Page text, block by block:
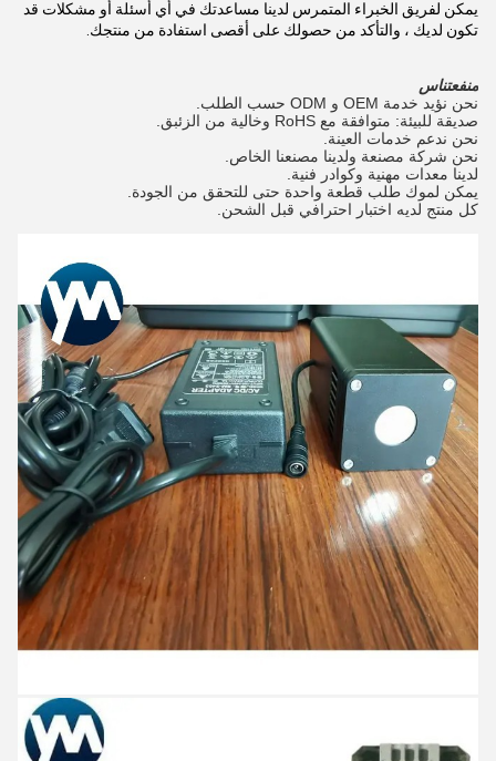
يمكن لفريق الخبراء المتمرس لدينا مساعدتك في أي أسئلة أو مشكلات قد
تكون لديك ، والتأكد من حصولك على أقصى استفادة من منتجك.
منفعتناس
نحن نؤيد خدمة OEM و ODM حسب الطلب.
صديقة للبيئة: متوافقة مع RoHS وخالية من الزئبق.
نحن ندعم خدمات العينة.
نحن شركة مصنعة ولدينا مصنعنا الخاص.
لدينا معدات مهنية وكوادر فنية.
يمكن لموك طلب قطعة واحدة حتى للتحقق من الجودة.
كل منتج لديه اختبار احترافي قبل الشحن.